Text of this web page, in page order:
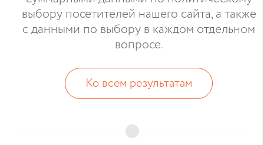
выбору посетителей нашего сайта, а также
с данными по выбору в каждом отдельном
вопросе.
Ко всем результатам